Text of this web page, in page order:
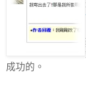
成功的。